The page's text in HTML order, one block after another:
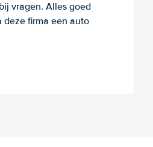
vragen. Alles goed
deze firma een auto